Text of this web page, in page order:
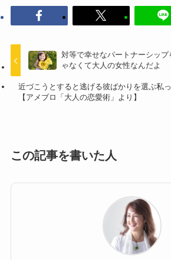
対等で幸せなパートナーシッ
ゃなくて大人の女性なんだよ
近づこうとすると逃げる彼ばかりを選ぶ私っ
【アメブロ「大人の恋愛術」より】
この記事を書いた人